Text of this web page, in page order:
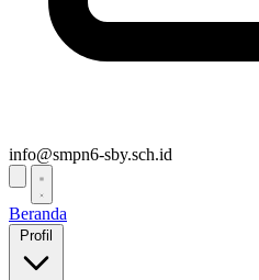
info@smpn6-sby.sch.id
Beranda
Profil